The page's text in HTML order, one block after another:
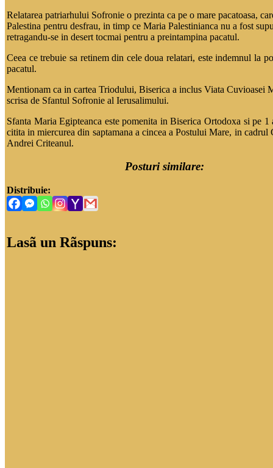
Relatarea patriarhului Sofronie o prezinta ca pe o mare pacatoasa,
Palestina pentru desfrau, in timp ce Maria Palestinianca nu a fost
retragandu-se in desert tocmai pentru a preintampina pacatul.
Ceea ce trebuie sa retinem din cele doua relatari, este indemnul la
pacatul.
Mentionam ca in cartea Triodului, Biserica a inclus Viata Cuvioasei
scrisa de Sfantul Sofronie al Ierusalimului.
Sfanta Maria Egipteanca este pomenita in Biserica Ortodoxa si pe 1
citita in miercurea din saptamana a cincea a Postului Mare, in
Andrei Criteanul.
Posturi similare:
Distribuie:
Lasã un Rãspuns: